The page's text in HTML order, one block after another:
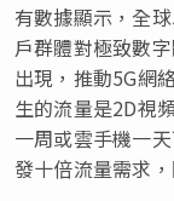
有數據顯示，全
戶群體對極致數
出現，推動5G網
生的流量是2D視
一周或雲手機一
發十倍流量需求